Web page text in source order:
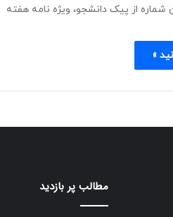
شماره از پیک دانشجو، ویژه نامه هفته
»
مطالب پر بازدید